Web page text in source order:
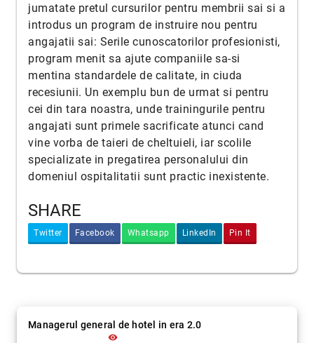
jumatate pretul cursurilor pentru membrii sai si a
introdus un program de instruire nou pentru
angajatii sai: Serile cunoscatorilor profesionisti,
program menit sa ajute companiile sa-si
mentina standardele de calitate, in ciuda
recesiunii. Un exemplu bun de urmat si pentru
cei din tara noastra, unde trainingurile pentru
angajati sunt primele sacrificate atunci cand
vine vorba de taieri de cheltuieli, iar scolile
specializate in pregatirea personalului din
domeniul ospitalitatii sunt practic inexistente.
SHARE
Twitter Facebook Whatsapp LinkedIn Pin It
Managerul general de hotel in era 2.0
visibility